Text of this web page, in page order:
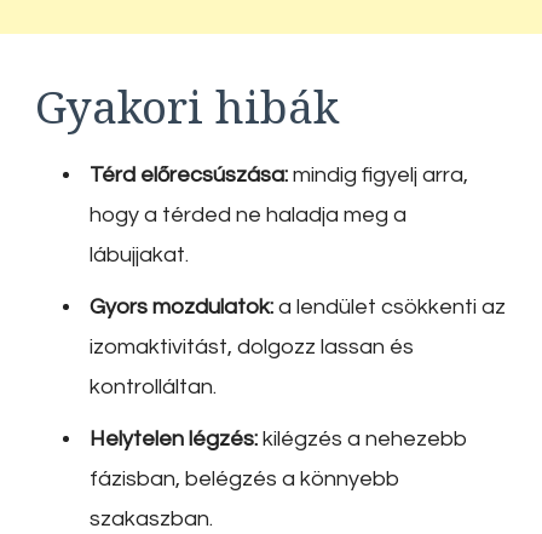
Gyakori hibák
Térd előrecsúszása: mindig figyelj arra,
hogy a térded ne haladja meg a
lábujjakat.
Gyors mozdulatok: a lendület csökkenti az
izomaktivitást, dolgozz lassan és
kontrolláltan.
Helytelen légzés: kilégzés a nehezebb
fázisban, belégzés a könnyebb
szakaszban.